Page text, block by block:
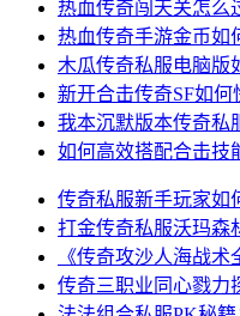
热血传奇闯天关怎么
热血传奇手游金币如
木瓜传奇私服电脑版
新开合击传奇SF如何
我本沉默版本传奇私
如何高效搭配合击技
传奇私服新手玩家如
打金传奇私服沃玛森
《传奇攻沙人海战
传奇三职业同心戮力